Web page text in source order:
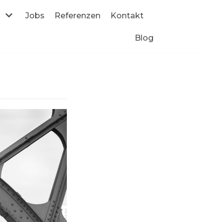
Jobs Referenzen Kontakt
Blog